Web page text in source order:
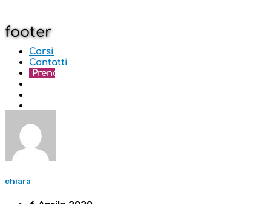
Corsi
Contatti
Prenota
footer
chiara